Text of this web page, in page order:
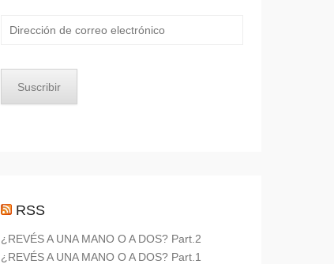
Suscribir
RSS
¿REVÉS A UNA MANO O A DOS? Part.2
¿REVÉS A UNA MANO O A DOS? Part.1